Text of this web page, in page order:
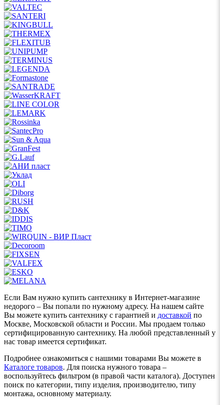
Если Вам нужно купить сантехнику в Интернет-магазине
недорого – Вы попали по нужному адресу. На нашем сайте
Вы можете купить сантехнику с гарантией и доставкой по
Москве, Московской области и России. Мы продаем только
сертифицированную сантехнику. На любой представленный у
нас товар имеется сертификат.
Подробнее ознакомиться с нашими товарами Вы можете в
Каталоге товаров. Для поиска нужного товара –
воспользуйтесь фильтром (в правой части каталога). Доступен
поиск по категории, типу изделия, производителю, типу
монтажа, основному материалу.